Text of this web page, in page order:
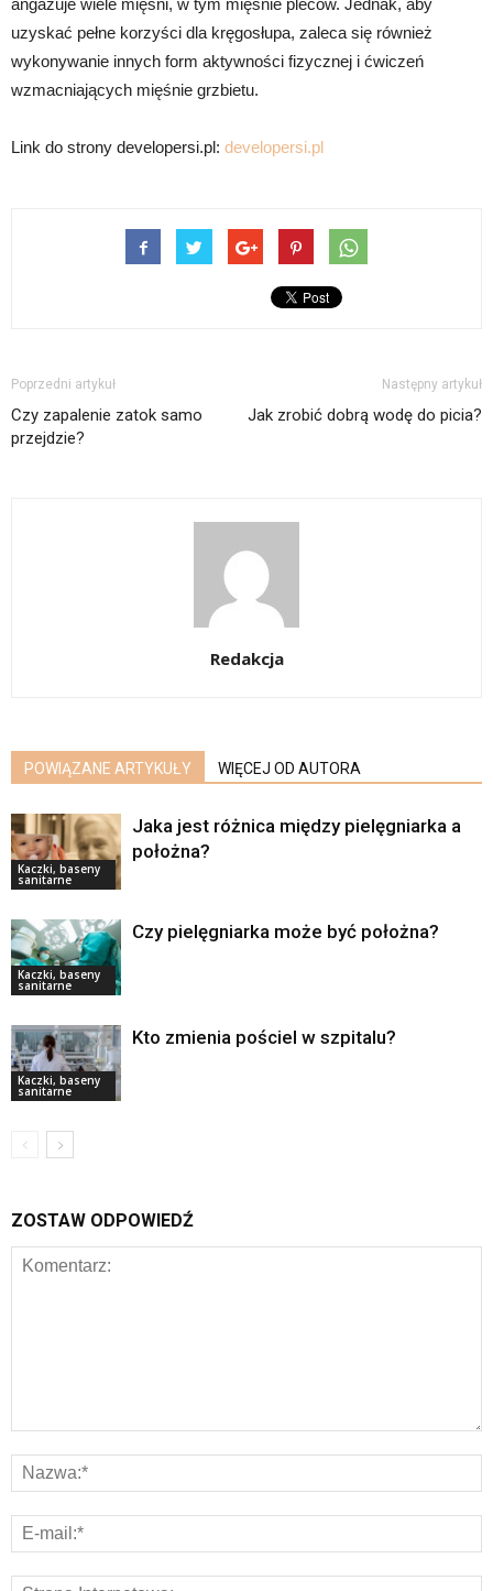
angażuje wiele mięśni, w tym mięśnie pleców. Jednak, aby
uzyskać pełne korzyści dla kręgosłupa, zaleca się również
wykonywanie innych form aktywności fizycznej i ćwiczeń
wzmacniających mięśnie grzbietu.
Link do strony developersi.pl: developersi.pl
Poprzedni artykuł
Czy zapalenie zatok samo
przejdzie?
Następny artykuł
Jak zrobić dobrą wodę do picia?
Redakcja
POWIĄZANE ARTYKUŁY WIĘCEJ OD AUTORA
Kaczki, baseny
sanitarne
Jaka jest różnica między pielęgniarka a
położna?
Kaczki, baseny
sanitarne
Czy pielęgniarka może być położna?
Kaczki, baseny
sanitarne
Kto zmienia pościel w szpitalu?
ZOSTAW ODPOWIEDŹ